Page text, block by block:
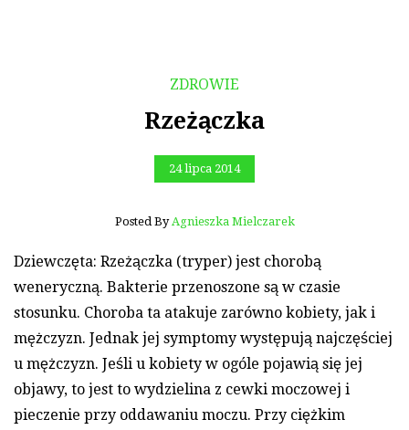
ZDROWIE
Rzeżączka
24 lipca 2014
Posted By Agnieszka Mielczarek
Dziewczęta: Rzeżączka (tryper) jest chorobą
weneryczną. Bakterie przenoszone są w czasie
stosunku. Choroba ta atakuje zarówno kobiety, jak i
mężczyzn. Jednak jej symptomy występują najczęściej
u mężczyzn. Jeśli u kobiety w ogóle pojawią się jej
objawy, to jest to wydzielina z cewki moczowej i
pieczenie przy oddawaniu moczu. Przy ciężkim